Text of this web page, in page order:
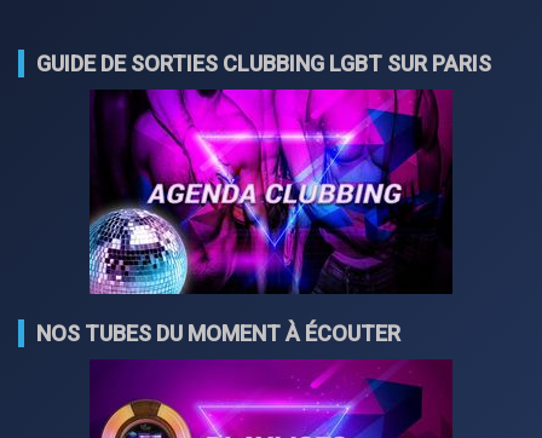
GUIDE DE SORTIES CLUBBING LGBT SUR PARIS
NOS TUBES DU MOMENT À ÉCOUTER